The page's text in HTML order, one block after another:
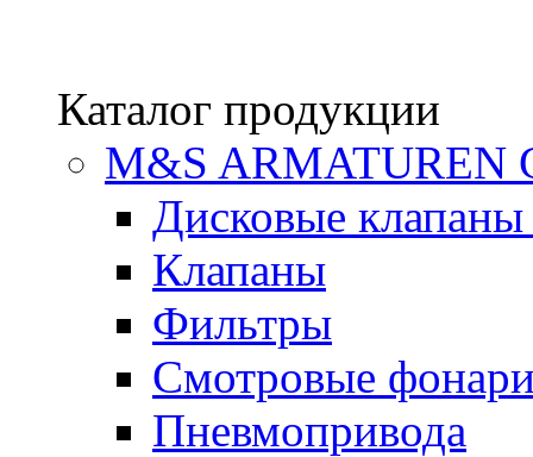
Каталог продукции
М&S ARMATUREN
Дисковые
Клапаны
Фильтры
Смотровые
Пневмопривода